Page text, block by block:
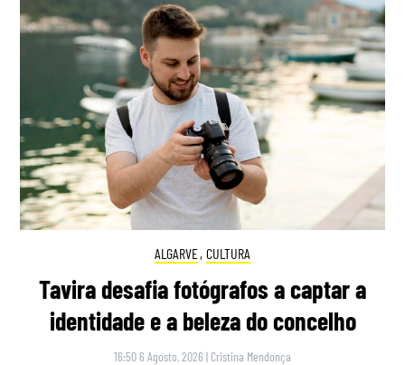
ALGARVE, CULTURA
Tavira desafia fotógrafos a captar a
identidade e a beleza do concelho
16:50 6 Agosto, 2026 | Cristina Mendonça